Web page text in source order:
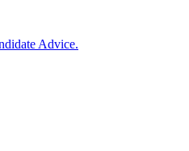
Advice.